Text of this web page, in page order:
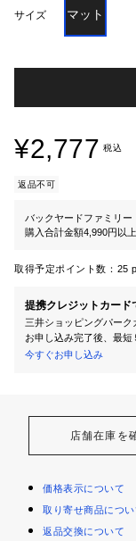
サイズ マット
¥2,777 税込
返品不可
バックヤードファミリー
購入合計金額4,990円以
取得予定ポイント数： 25
提携クレジットカード
三井ショッピングパーク
お申し込み完了後、最短
今すぐお申し込み
店舗在庫を
価格表示について
取り寄せ商品につい
返品交換について